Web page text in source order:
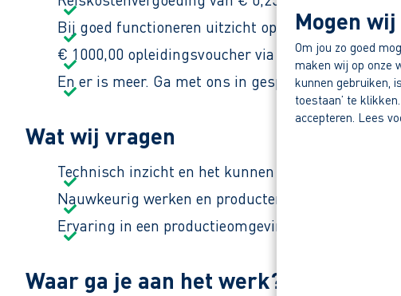
Mogen
Om jou zo goed
maken wij op onze
kunnen gebruiken,
toestaan’ te
accepteren. Lees
Bij goed functioneren uitzicht op een vast contract.
€ 1000,00 opleidingsvoucher via AB Vakwerk.
En er is meer. Ga met ons in gesprek en ontdek
Wat wij vragen
Technisch inzicht en het kunnen lezen van
Nauwkeurig werken en producten kunnen meten
Ervaring in een productieomgeving of met het
Waar ga je aan het werk?